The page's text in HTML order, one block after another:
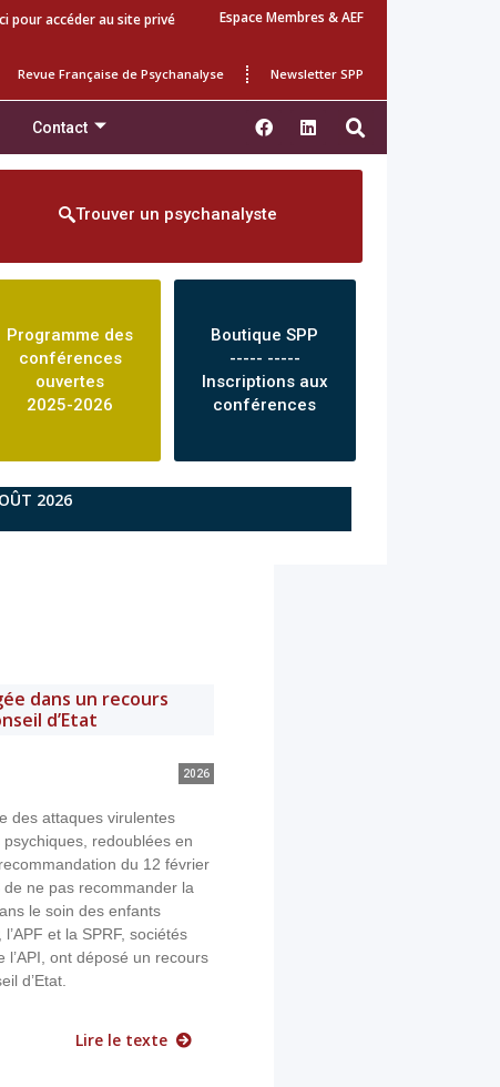
pour accéder au site privé Espace Membres & AEF
Revue Française de Psychanalyse Newsletter SPP
Contact
Trouver un psychanalyste
Programme des
conférences
ouvertes
2025-2026
Boutique SPP
----- -----
Inscriptions aux
conférences
2026
dans un recours
d’Etat
2026
des attaques virulentes
redoublées en
du 12 février
de ne pas recommander la
le soin des enfants
et la SPRF, sociétés
l’API, ont déposé un recours
d’Etat.
Lire le texte